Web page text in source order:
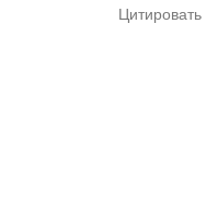
Цитировать